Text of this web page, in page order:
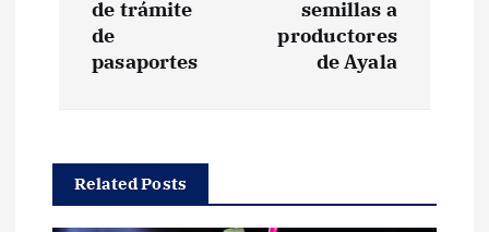
a
c
de trámite
de
pasaportes
semillas a
productores
de Ayala
Related Posts